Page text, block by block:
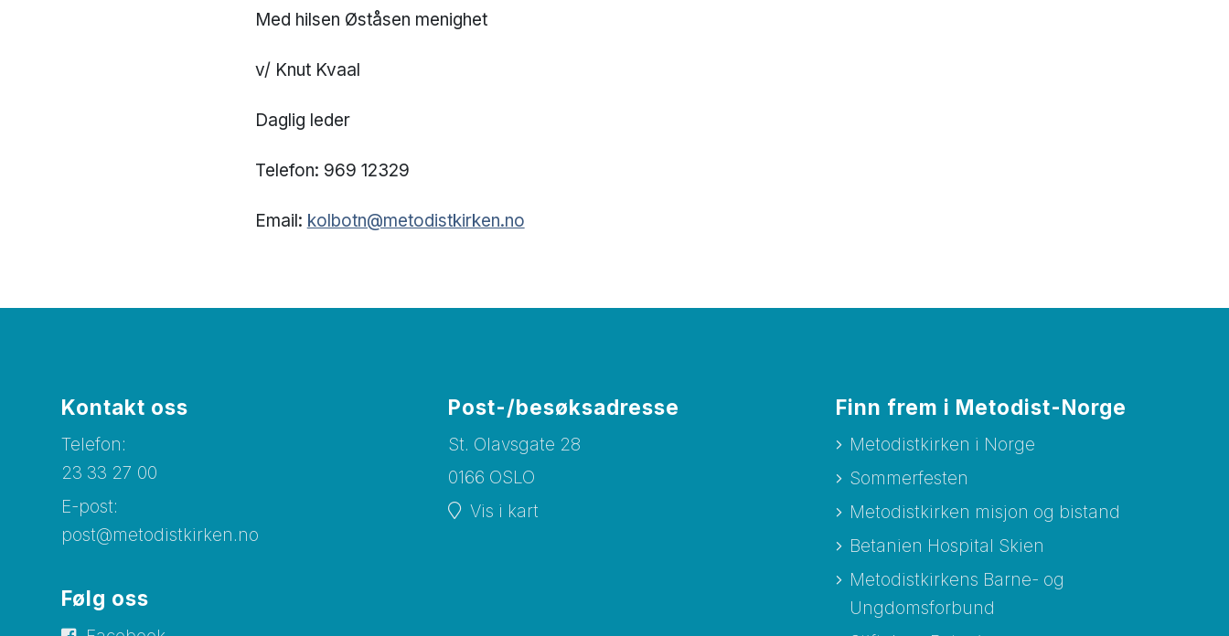
Med hilsen Øståsen menighet
v/ Knut Kvaal
Daglig leder
Telefon: 969 12329
Email: kolbotn@metodistkirken.no
Kontakt oss
Telefon:
23 33 27 00
E-post:
post@metodistkirken.no
Følg oss
Post-/besøksadresse
St. Olavsgate 28
0166 OSLO
Vis i kart
Finn frem i Metodist-Norge
Metodistkirken i Norge
Sommerfesten
Metodistkirken misjon og bistand
Betanien Hospital Skien
Metodistkirkens Barne- og
Ungdomsforbund